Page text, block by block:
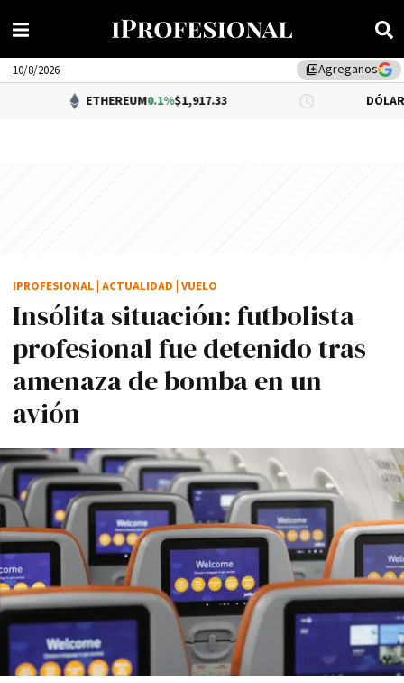
library_addAgreganos
10/8/2026
ETHEREUM0.1%$1,917.33 DÓLAR BNA
Insólita situación: futbolista
profesional fue detenido tras
amenaza de bomba en un
avión
IPROFESIONAL ACTUALIDAD VUELO